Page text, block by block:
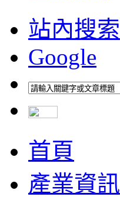
站內搜索
Google
首頁
產業資訊